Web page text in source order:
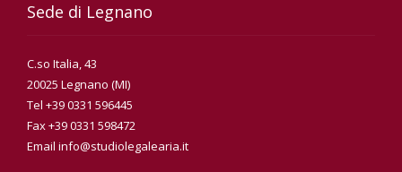
Sede di Legnano
C.so Italia, 43
20025 Legnano (MI)
Tel +39 0331 596445
Fax +39 0331 598472
Email info@studiolegalearia.it